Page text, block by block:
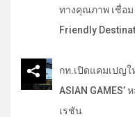
ทางคุณภาพ เชื่อ
Friendly
กท.เปิดแคมเปญใ
ASIAN GAMES’
เรชัน